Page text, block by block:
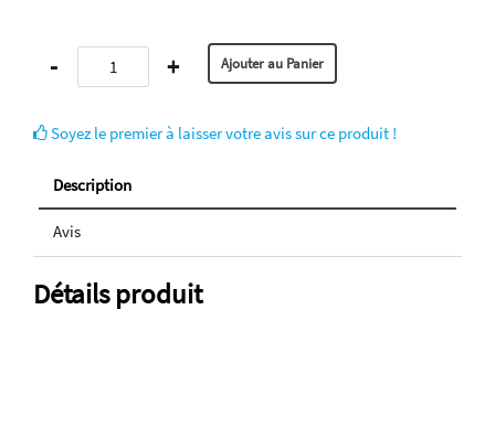
- +
Soyez le premier à laisser votre avis sur ce produit !
Description
Avis
Détails produit